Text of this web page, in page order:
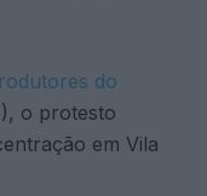
do
o protesto
em Vila